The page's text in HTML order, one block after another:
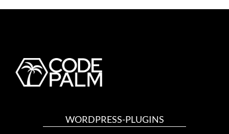
WORDPRESS-PLUGINS